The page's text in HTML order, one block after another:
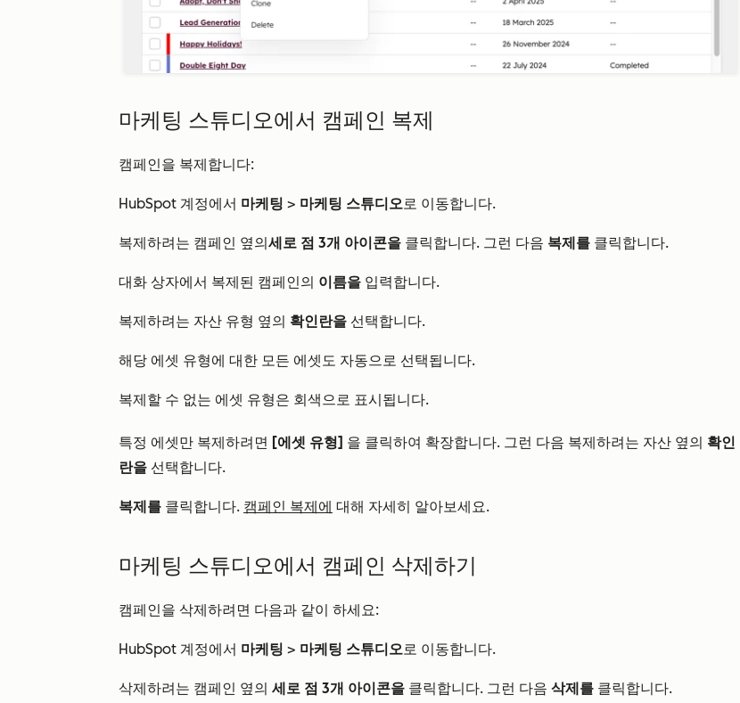
마케팅 스튜디오에서 캠페인 복제
캠페인을 복제합니다:
HubSpot 계정에서 마케팅 > 마케팅 스튜디오로 이동합니다.
복제하려는 캠페인 옆의 세로 점 3개 아이콘을 클릭합니다. 그런 다음 복제를 클릭합니다.
대화 상자에서 복제된 캠페인의 이름을 입력합니다.
복제하려는 자산 유형 옆의 확인란을 선택합니다.
해당 에셋 유형에 대한 모든 에셋도 자동으로 선택됩니다.
복제할 수 없는 에셋 유형은 회색으로 표시됩니다.
특정 에셋만 복제하려면 [에셋 유형] 을 클릭하여 확장합니다. 그런 다음 복제하려는 자산 옆의 확인
란을 선택합니다.
복제를 클릭합니다. 캠페인 복제에 대해 자세히 알아보세요.
마케팅 스튜디오에서 캠페인 삭제하기
캠페인을 삭제하려면 다음과 같이 하세요:
HubSpot 계정에서 마케팅 > 마케팅 스튜디오로 이동합니다.
삭제하려는 캠페인 옆의 세로 점 3개 아이콘을 클릭합니다. 그런 다음 삭제를 클릭합니다.